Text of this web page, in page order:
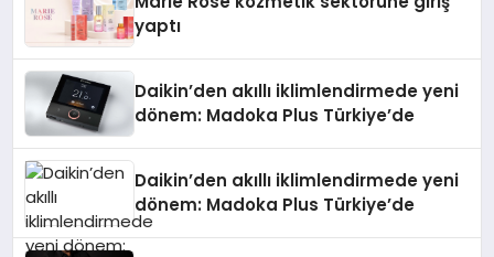
yaptı
Daikin’den akıllı iklimlendirmede yeni
dönem: Madoka Plus Türkiye’de
Daikin’den akıllı iklimlendirmede yeni
dönem: Madoka Plus Türkiye’de